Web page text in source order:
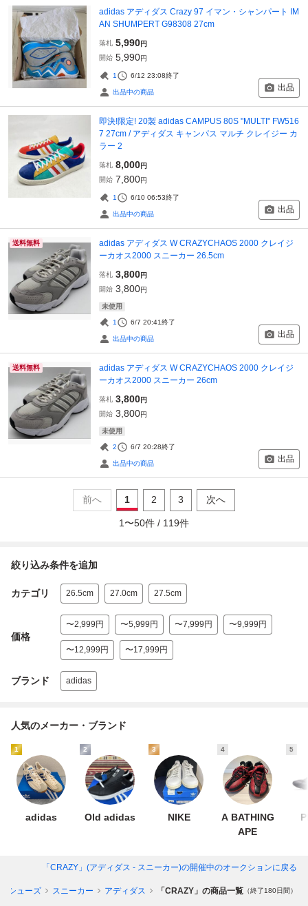
adidas アディダス Crazy 97 イマン・シャンパート IM
AN SHUMPERT G98308 27cm
落札 5,990円
開始 5,990円
1 6/12 23:08終了
出品中の商品 出品
即決!限定! 20製 adidas CAMPUS 80S "MULTI" FW516
7 27cm / アディダス キャンパス マルチ クレイジー カ
ラー 2
落札 8,000円
開始 7,800円
1 6/10 06:53終了
出品中の商品 出品
送料無料
adidas アディダス W CRAZYCHAOS 2000 クレイジ
ーカオス2000 スニーカー 26.5cm
落札 3,800円
開始 3,800円
未使用
1 6/7 20:41終了
出品中の商品 出品
送料無料
adidas アディダス W CRAZYCHAOS 2000 クレイジ
ーカオス2000 スニーカー 26cm
落札 3,800円
開始 3,800円
未使用
2 6/7 20:28終了
出品中の商品 出品
前へ 1 2 3 次へ
1 〜50件 / 119件
絞り込み条件を追加
カテゴリ 26.5cm 27.0cm 27.5cm
価格
〜2,999円 〜5,999円 〜7,999円 〜9,999円
〜12,999円 〜17,999円
ブランド adidas
人気のメーカー・ブランド
1
adidas
2
Old adidas
3
NIKE
4
A BATHING
APE
5
「CRAZY」(アディダス - スニーカー)の開催中のオークションに戻る
シューズ スニーカー アディダス 「CRAZY」の商品一覧 （終了180日間）